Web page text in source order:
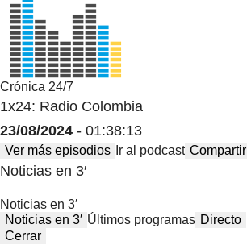
Crónica 24/7
1x24: Radio Colombia
23/08/2024 - 01:38:13
Ver más episodios Ir al podcast Compartir
Noticias en 3′
Noticias en 3′
Noticias en 3′ Últimos programas Directo
Cerrar